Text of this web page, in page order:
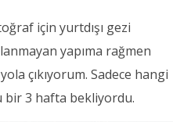
için yurtdışı gezi
yapıma rağmen
çıkıyorum. Sadece hangi
bir 3 hafta bekliyordu.